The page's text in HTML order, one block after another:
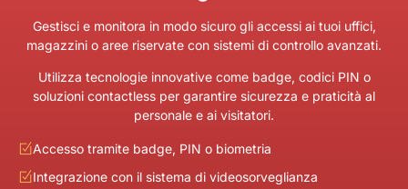
Gestisci e monitora in modo sicuro gli accessi ai tuoi uffici,
magazzini o aree riservate con sistemi di controllo avanzati.
Utilizza tecnologie innovative come badge, codici PIN o
soluzioni contactless per garantire sicurezza e praticità al
personale e ai visitatori.
Accesso tramite badge, PIN o biometria
Integrazione con il sistema di videosorveglianza